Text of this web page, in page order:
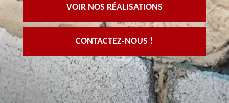
VOIR NOS RÉALISATIONS
CONTACTEZ-NOUS !